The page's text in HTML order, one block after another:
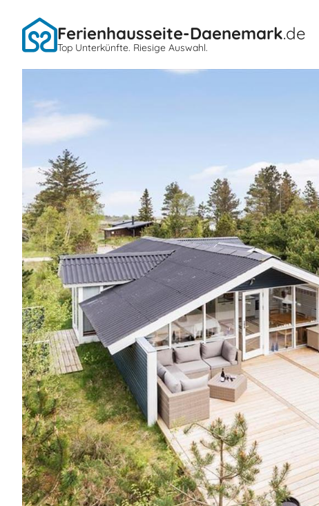
Ferienhausseite-Daenemark.de
Top Unterkünfte. Riesige Auswahl.